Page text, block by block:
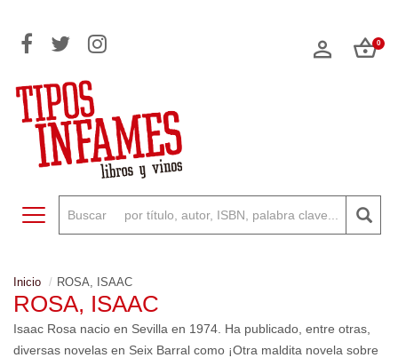
0
Toggle navigation
Inicio ROSA, ISAAC
ROSA, ISAAC
Isaac Rosa nacio en Sevilla en 1974. Ha publicado, entre otras,
diversas novelas en Seix Barral como ¡Otra maldita novela sobre